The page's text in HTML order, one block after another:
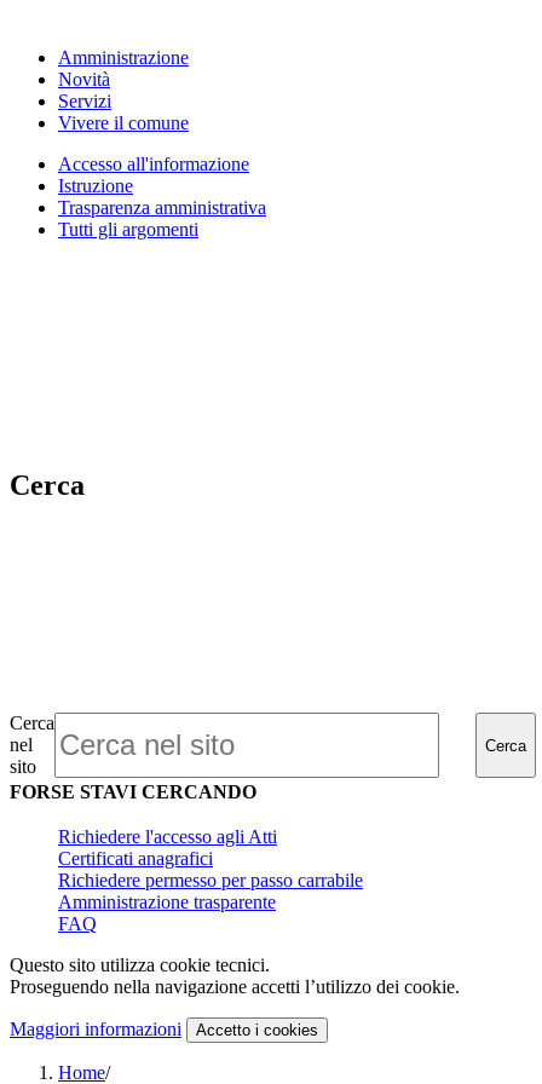
Amministrazione
Novità
Servizi
Vivere il comune
Accesso all'informazione
Istruzione
Trasparenza amministrativa
Tutti gli argomenti
Cerca
Cerca
nel
sito
Cerca
FORSE STAVI CERCANDO
Richiedere l'accesso agli Atti
Certificati anagrafici
Richiedere permesso per passo carrabile
Amministrazione trasparente
FAQ
Questo sito utilizza cookie tecnici.
Proseguendo nella navigazione accetti l’utilizzo dei cookie.
Maggiori informazioni Accetto i cookies
Home/